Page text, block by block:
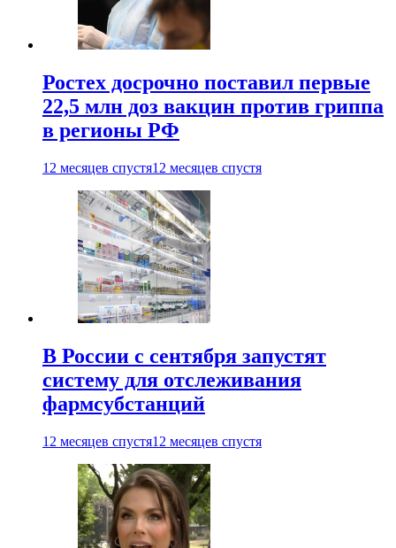
Ростех досрочно поставил первые
22,5 млн доз вакцин против гриппа
в регионы РФ
12 месяцев спустя12 месяцев спустя
В России с сентября запустят
систему для отслеживания
фармсубстанций
12 месяцев спустя12 месяцев спустя